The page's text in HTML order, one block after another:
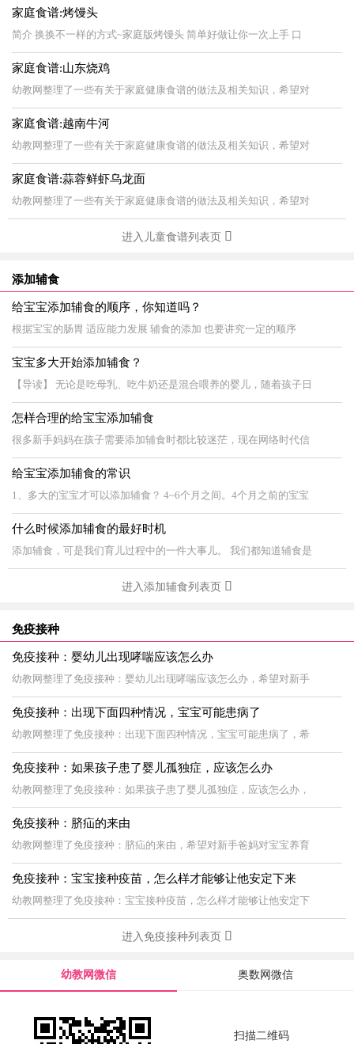
家庭食谱:烤馒头
简介 换换不一样的方式~家庭版烤馒头 简单好做让你一次上手 口
家庭食谱:山东烧鸡
幼教网整理了一些有关于家庭健康食谱的做法及相关知识，希望对
家庭食谱:越南牛河
幼教网整理了一些有关于家庭健康食谱的做法及相关知识，希望对
家庭食谱:蒜蓉鲜虾乌龙面
幼教网整理了一些有关于家庭健康食谱的做法及相关知识，希望对
进入儿童食谱列表页
添加辅食
给宝宝添加辅食的顺序，你知道吗？
根据宝宝的肠胃 适应能力发展 辅食的添加 也要讲究一定的顺序
宝宝多大开始添加辅食？
【导读】 无论是吃母乳、吃牛奶还是混合喂养的婴儿，随着孩子日
怎样合理的给宝宝添加辅食
很多新手妈妈在孩子需要添加辅食时都比较迷茫，现在网络时代信
给宝宝添加辅食的常识
1、多大的宝宝才可以添加辅食？ 4~6个月之间。4个月之前的宝宝
什么时候添加辅食的最好时机
添加辅食，可是我们育儿过程中的一件大事儿。 我们都知道辅食是
进入添加辅食列表页
免疫接种
免疫接种：婴幼儿出现哮喘应该怎么办
幼教网整理了免疫接种：婴幼儿出现哮喘应该怎么办，希望对新手
免疫接种：出现下面四种情况，宝宝可能患病了
幼教网整理了免疫接种：出现下面四种情况，宝宝可能患病了，希
免疫接种：如果孩子患了婴儿孤独症，应该怎么办
幼教网整理了免疫接种：如果孩子患了婴儿孤独症，应该怎么办，
免疫接种：脐疝的来由
幼教网整理了免疫接种：脐疝的来由，希望对新手爸妈对宝宝养育
免疫接种：宝宝接种疫苗，怎么样才能够让他安定下来
幼教网整理了免疫接种：宝宝接种疫苗，怎么样才能够让他安定下
进入免疫接种列表页
幼教网微信 奥数网微信
扫描二维码